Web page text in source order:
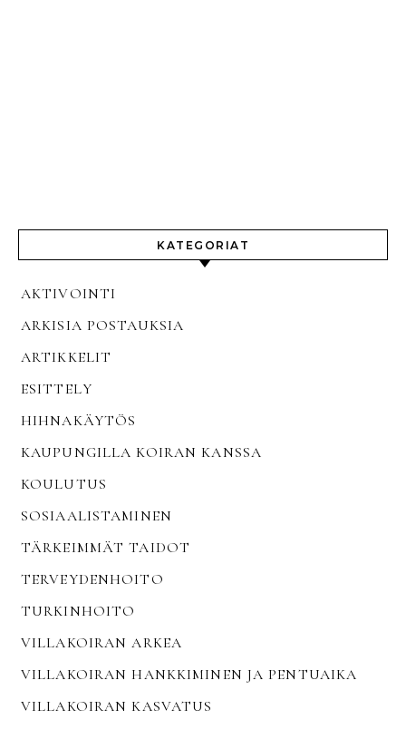
KATEGORIAT
AKTIVOINTI
ARKISIA POSTAUKSIA
ARTIKKELIT
ESITTELY
HIHNAKÄYTÖS
KAUPUNGILLA KOIRAN KANSSA
KOULUTUS
SOSIAALISTAMINEN
TÄRKEIMMÄT TAIDOT
TERVEYDENHOITO
TURKINHOITO
VILLAKOIRAN ARKEA
VILLAKOIRAN HANKKIMINEN JA PENTUAIKA
VILLAKOIRAN KASVATUS